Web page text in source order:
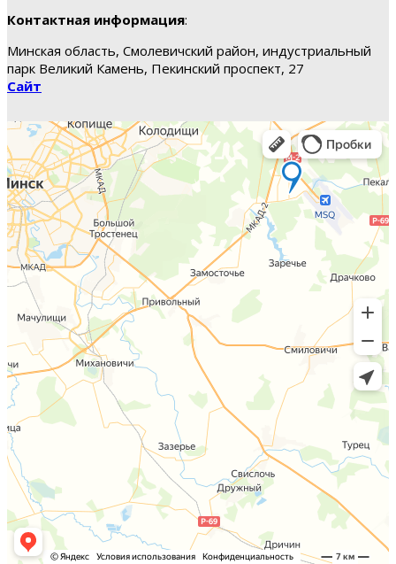
Контактная информация:
Минская область, Смолевичский район, индустриальный
парк Великий Камень, Пекинский проспект, 27
Сайт